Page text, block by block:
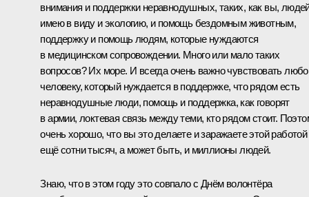
внимания и поддержки неравнодушных, таких, как вы,
имею в виду и экологию, и помощь бездомным животным,
поддержку и помощь людям, которые нуждаются
в медицинском сопровождении. Много или мало таких
вопросов? Их море. И всегда очень важно чувствовать
человеку, который нуждается в поддержке, что рядом есть
неравнодушные люди, помощь и поддержка, как говорят
в армии, локтевая связь между теми, кто рядом стоит.
очень хорошо, что вы это делаете и заражаете этой работой
ещё сотни тысяч, а может быть, и миллионы людей.
Знаю, что в этом году это совпало с Днём волонтёра